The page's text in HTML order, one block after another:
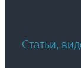
Статьи,